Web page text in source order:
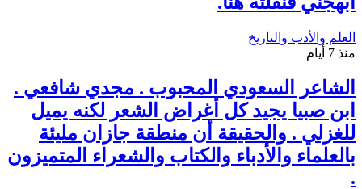
العلم والأدب والتاريخ
منذ 7 أيام
الشاعر السعودي المحبوب . مجدي شافعي .
ابن صبيا يجيد كل أغراض الشعر لكنه يميل
للغزلي . والحقيقة أن منطقة جازان مليئة
بالعلماء والأدباء والكتاب والشعراء المتميزون
.